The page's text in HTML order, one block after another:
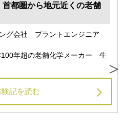
都圏から地元近くの老舗
グ会社 プラントエンジニア
100年超の老舗化学メーカー 生
記を読む